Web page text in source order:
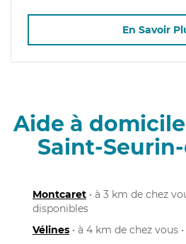
En Savoir
Aide à
Saint-
Montcaret • à 3 km de chez
disponibles
Vélines • à 4 km de chez vous